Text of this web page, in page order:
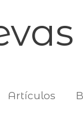
Artículos